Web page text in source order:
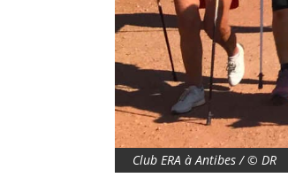
Club ERA à Antibes / © DR